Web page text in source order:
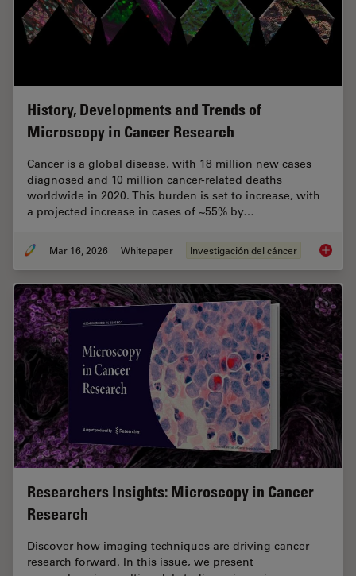
History, Developments and Trends of
Microscopy in Cancer Research
Cancer is a global disease, with 18 million new cases
diagnosed and 10 million cancer-related deaths
worldwide in 2020. This burden is set to increase, with
a projected increase in cases of ~55% by…
Mar 16, 2026 Whitepaper Investigación del cáncer
Researchers Insights: Microscopy in Cancer
Research
Discover how imaging techniques are driving cancer
research forward. In this issue, we present